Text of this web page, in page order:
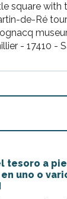
square with
de-Ré
- 17410 -
tesoro a
uno o